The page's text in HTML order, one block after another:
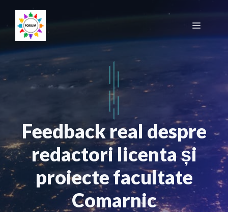
conținut
Meniu
Feedback real despre
redactori licenta și
proiecte facultate
Comarnic